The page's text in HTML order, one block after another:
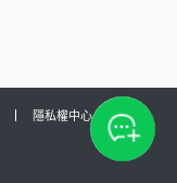
隱私權中心